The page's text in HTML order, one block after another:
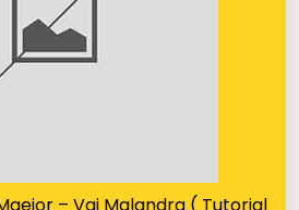
– Vai Malandra ( Tutorial